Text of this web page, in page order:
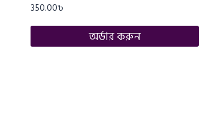
350.00৳
অর্ডার করুন